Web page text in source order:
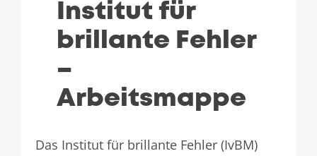
Institut für
brillante Fehler
–
Arbeitsmappe
Das Institut für brillante Fehler (IvBM)